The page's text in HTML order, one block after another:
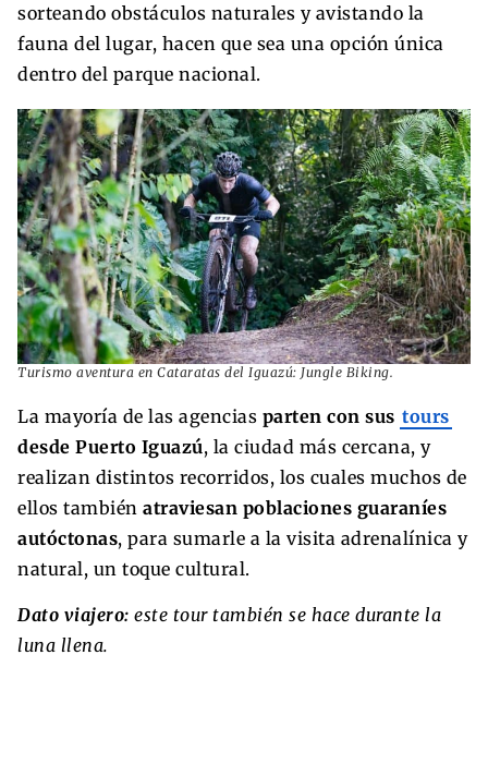
sorteando obstáculos naturales y avistando la
fauna del lugar, hacen que sea una opción única
dentro del parque nacional.
Turismo aventura en Cataratas del Iguazú: Jungle Biking.
La mayoría de las agencias parten con sus tours
desde Puerto Iguazú, la ciudad más cercana, y
realizan distintos recorridos, los cuales muchos de
ellos también atraviesan poblaciones guaraníes
autóctonas, para sumarle a la visita adrenalínica y
natural, un toque cultural.
Dato viajero: este tour también se hace durante la
luna llena.